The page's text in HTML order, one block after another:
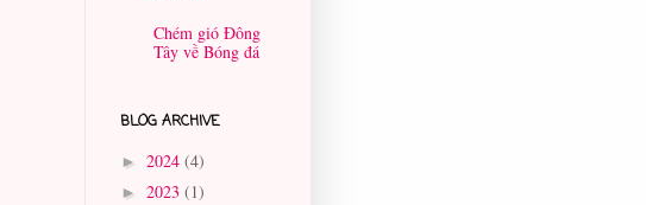
Chém gió Đông
Tây về Bóng đá
BLOG ARCHIVE
► 2024 (4)
► 2023 (1)